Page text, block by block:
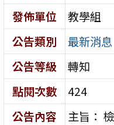
發佈單位
教學組
公告類別
最新消息
公告等級
轉知
點閱次數
424
公告內容
主旨：